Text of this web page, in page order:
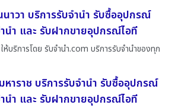
าวา บริการรับจำนำ รับซื้ออุปกรณ์
นำ และ รับฝากขายอุปกรณ์ไอที
ห้บริการโดย รับจํานํา.com บริการรับจำนำของทุก
าราช บริการรับจำนำ รับซื้ออุปกรณ์
นำ และ รับฝากขายอุปกรณ์ไอที